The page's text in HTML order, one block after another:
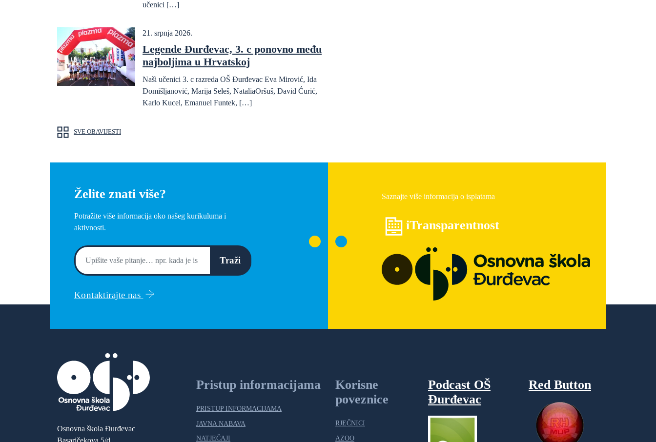
učenici […]
21. srpnja 2026.
Legende Đurđevac, 3. c ponovno među
najboljima u Hrvatskoj
Naši učenici 3. c razreda OŠ Đurđevac Eva Mirović, Ida
Domišljanović, Marija Seleš, NataliaOršuš, David Ćurić,
Karlo Kucel, Emanuel Funtek, […]
SVE OBAVIJESTI
Želite znati više?
Potražite više informacija oko našeg kurikuluma i
aktivnosti.
Traži
Kontaktirajte nas
Saznajte više informacija o isplatama
iTransparentnost
Osnovna škola Đurđevac
Basaričekova 5/d
Pristup informacijama
PRISTUP INFORMACIJAMA
JAVNA NABAVA
NATJEČAJI
Korisne
poveznice
RJEČNICI
AZOO
Podcast OŠ
Đurđevac
Red Button